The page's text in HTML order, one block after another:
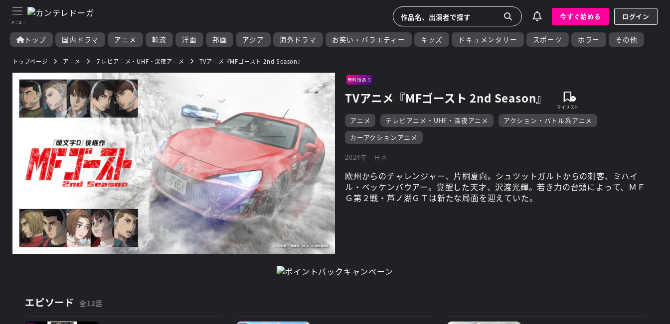
今すぐ始める ログイン
トップ 国内ドラマ アニメ 韓流 洋画 邦画 アジア 海外ドラマ お笑い・バラエティー キッズ ドキュメンタリー スポーツ ホラー その他
トップページ アニメ テレビアニメ・UHF・深夜アニメ TVアニメ『MFゴースト 2nd Season』
無料話あり
TVアニメ『MFゴースト 2nd Season』
アニメ テレビアニメ・UHF・深夜アニメ
アクション・バトル系アニメ
カーアクションアニメ
2024年 日本
欧州からのチャレンジャー、片桐夏向。シュツットガルトからの刺客、ミハイ
ル・ベッケンバウアー。覚醒した天才、沢渡光輝。若き力の台頭によって、ＭＦ
Ｇ第２戦・芦ノ湖ＧＴは新たな局面を迎えていた。
エピソード 全12話